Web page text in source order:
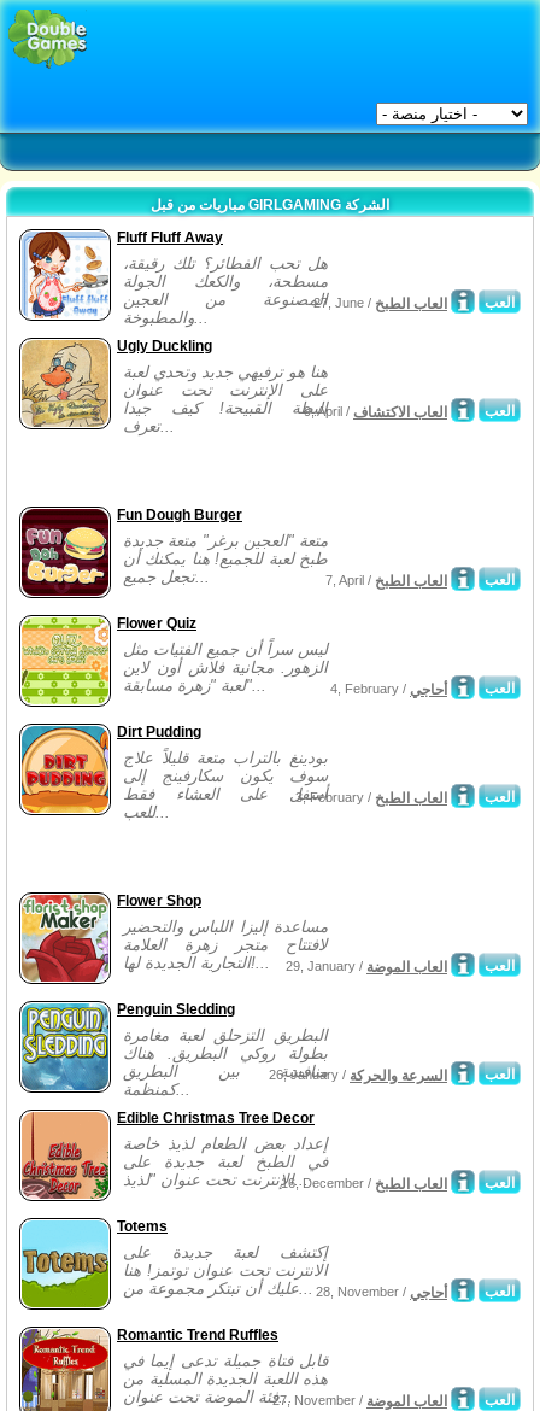
مباريات من قبل GIRLGAMING الشركة
Fluff Fluff Away
هل تحب الفطائر؟ تلك رقيقة،
مسطحة، والكعك الجولة
المصنوعة من العجين
والمطبوخة...
العب 27, June / العاب الطبخ
Ugly Duckling
هنا هو ترفيهي جديد وتحدي لعبة
على الإنترنت تحت عنوان
البطة القبيحة! كيف جيدا
تعرف...
العب 9, April / العاب الاكتشاف
Fun Dough Burger
متعة "العجين برغر" متعة جديدة
طبخ لعبة للجميع! هنا يمكنك أن
تجعل جميع...
العب 7, April / العاب الطبخ
Flower Quiz
ليس سراً أن جميع الفتيات مثل
الزهور. مجانية فلاش أون لاين
لعبة "زهرة مسابقة"...
العب 4, February / أحاجي
Dirt Pudding
بودينغ بالتراب متعة قليلاً علاج
سوف يكون سكارفينج إلى
أسفل على العشاء فقط
للعب...
العب 3, February / العاب الطبخ
Flower Shop
مساعدة إليزا اللباس والتحضير
لافتتاح متجر زهرة العلامة
التجارية الجديدة لها!...
العب 29, January / العاب الموضة
Penguin Sledding
البطريق التزحلق لعبة مغامرة
بطولة روكي البطريق. هناك
منافسة بين البطريق
كمنظمة...
العب 26, January / السرعة والحركة
Edible Christmas Tree Decor
إعداد بعض الطعام لذيذ خاصة
في الطبخ لعبة جديدة على
الإنترنت تحت عنوان "لذيذ...
العب 16, December / العاب الطبخ
Totems
إكتشف لعبة جديدة على
الانترنت تحت عنوان توتمز! هنا
عليك أن تبتكر مجموعة من...
العب 28, November / أحاجي
Romantic Trend Ruffles
قابل فتاة جميلة تدعى إيما في
هذه اللعبة الجديدة المسلية من
فئة الموضة تحت عنوان...
العب 27, November / العاب الموضة